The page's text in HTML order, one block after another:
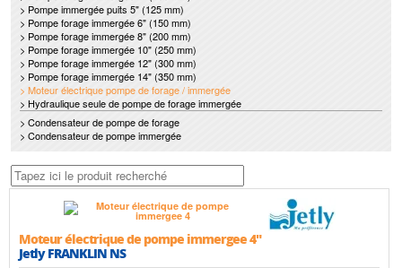
> Pompe immergée puits 5" (125 mm)
> Pompe forage immergée 6" (150 mm)
> Pompe forage immergée 8" (200 mm)
> Pompe forage immergée 10" (250 mm)
> Pompe forage immergée 12" (300 mm)
> Pompe forage immergée 14" (350 mm)
> Moteur électrique pompe de forage / immergée
> Hydraulique seule de pompe de forage immergée
> Condensateur de pompe de forage
> Condensateur de pompe immergée
Moteur électrique de pompe immergee 4"
Jetly FRANKLIN NS